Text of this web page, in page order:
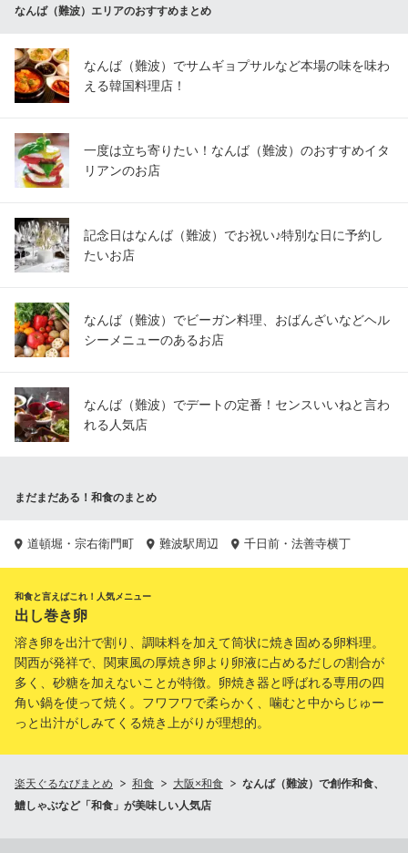
なんば（難波）エリアのおすすめまとめ
なんば（難波）でサムギョプサルなど本場の味を味わ
える韓国料理店！
一度は立ち寄りたい！なんば（難波）のおすすめイタ
リアンのお店
記念日はなんば（難波）でお祝い♪特別な日に予約し
たいお店
なんば（難波）でビーガン料理、おばんざいなどヘル
シーメニューのあるお店
なんば（難波）でデートの定番！センスいいねと言わ
れる人気店
まだまだある！和食のまとめ
道頓堀・宗右衛門町 難波駅周辺 千日前・法善寺横丁
和食と言えばこれ！人気メニュー
出し巻き卵
溶き卵を出汁で割り、調味料を加えて筒状に焼き固める卵料理。
関西が発祥で、関東風の厚焼き卵より卵液に占めるだしの割合が
多く、砂糖を加えないことが特徴。卵焼き器と呼ばれる専用の四
角い鍋を使って焼く。フワフワで柔らかく、噛むと中からじゅー
っと出汁がしみてくる焼き上がりが理想的。
楽天ぐるなびまとめ 和食 大阪×和食
なんば（難波）で創作和食、
鱧しゃぶなど「和食」が美味しい人気店